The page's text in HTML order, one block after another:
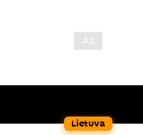
Lietuva